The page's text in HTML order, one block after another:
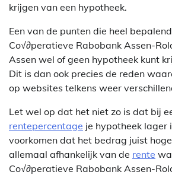
krijgen van een hypotheek.
Een van de punten die heel
Co√∂peratieve Rabobank Assen-
Assen wel of geen hypotheek kunt
Dit is dan ook precies de reden
op websites telkens weer
Let wel op dat het niet zo is dat bij
rentepercentage je hypotheek lager
voorkomen dat het bedrag juist
allemaal afhankelijk van de rente
Co√∂peratieve Rabobank Assen-